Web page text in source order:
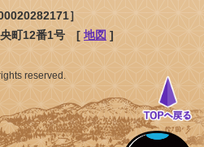
］
町12番1号 [ 地図 ]
reserved.